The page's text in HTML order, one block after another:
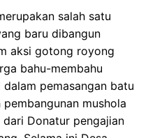
salah satu
baru dibangun
aksi gotong royong
bahu-membahu
pemasangan batu
mushola
Donatur pengajian